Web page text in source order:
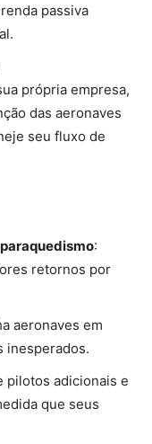
passiva
própria empresa,
das aeronaves
seu fluxo de
:
retornos por
aeronaves em
inesperados.
pilotos adicionais e
que seus